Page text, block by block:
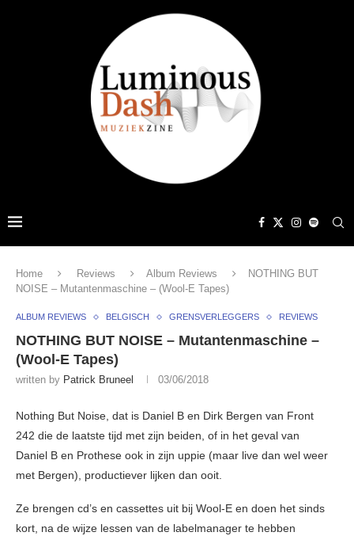
Home Reviews Album Reviews
NOTHING BUT
NOISE – Mutantenmaschine – (Wool-E Tapes)
ALBUM REVIEWS BELGISCH GRENSVERLEGGERS REVIEWS
NOTHING BUT NOISE – Mutantenmaschine –
(Wool-E Tapes)
written by Patrick Bruneel 03/06/2018
Nothing But Noise, dat is Daniel B en Dirk Bergen van Front
242 die de laatste tijd met zijn beiden, of in het geval van
Daniel B en Prothese ook in zijn uppie (maar live dan wel weer
met Bergen), productiever lijken dan ooit.
Ze brengen cd’s en cassettes uit bij Wool-E en doen het sinds
kort, na de wijze lessen van de labelmanager te hebben